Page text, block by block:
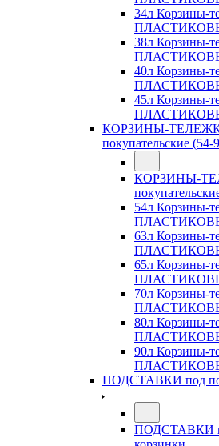
34л Корзины-
38л Корзины-
40л Корзины-
45л Корзины-
КОРЗИНЫ-ТЕЛЕЖКИ
покупательские (54-
КОРЗИНЫ-
54л Корзины-
63л Корзины-
65л Корзины-
70л Корзины-
80л Корзины-
90л Корзины-
ПОДСТАВКИ под
ПОДСТАВКИ